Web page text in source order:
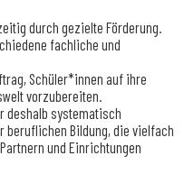
durch gezielte Förderung.
fachliche und
Schüler*innen auf ihre
vorzubereiten.
deshalb systematisch
beruflichen Bildung, die vielfach
und Einrichtungen